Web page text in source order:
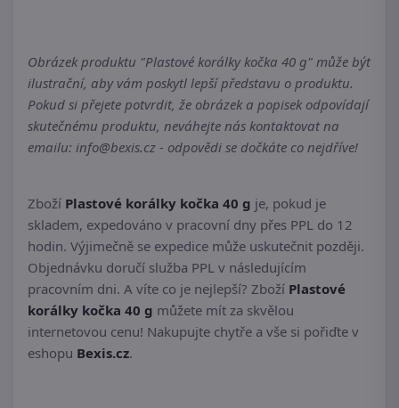
Obrázek produktu "Plastové korálky kočka 40 g" může být
ilustrační, aby vám poskytl lepší představu o produktu.
Pokud si přejete potvrdit, že obrázek a popisek odpovídají
skutečnému produktu, neváhejte nás kontaktovat na
emailu: info@bexis.cz - odpovědi se dočkáte co nejdříve!
Zboží Plastové korálky kočka 40 g je, pokud je
skladem, expedováno v pracovní dny přes PPL do 12
hodin. Výjimečně se expedice může uskutečnit později.
Objednávku doručí služba PPL v následujícím
pracovním dni. A víte co je nejlepší? Zboží Plastové
korálky kočka 40 g můžete mít za skvělou
internetovou cenu! Nakupujte chytře a vše si pořiďte v
eshopu Bexis.cz.